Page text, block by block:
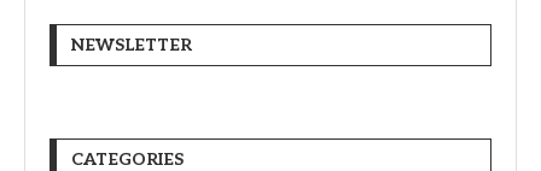
NEWSLETTER
CATEGORIES